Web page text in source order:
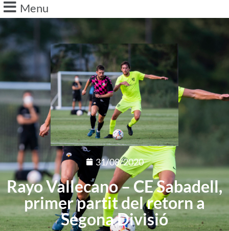
Menu
31/08/2020
Rayo Vallecano – CE Sabadell,
primer partit del retorn a
Segona Divisió